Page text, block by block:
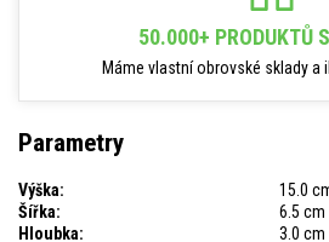
50.000+ PRODUKTŮ
Máme vlastní obrovské sklady a
Parametry
Výška:
15.0
Šířka:
6.5 cm
Hloubka:
3.0 cm